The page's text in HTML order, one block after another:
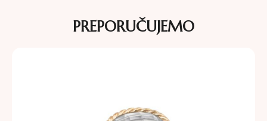
PREPORUČUJEMO